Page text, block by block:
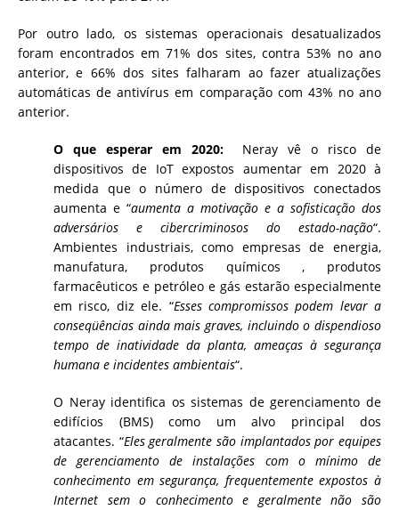
Por outro lado, os sistemas operacionais desatualizados
foram encontrados em 71% dos sites, contra 53% no ano
anterior, e 66% dos sites falharam ao fazer atualizações
automáticas de antivírus em comparação com 43% no ano
anterior.
O que esperar em 2020:Neray vê o risco de
dispositivos de IoT expostos aumentar em 2020 à
medida que o número de dispositivos conectados
aumenta e “aumenta a motivação e a sofisticação dos
adversários e cibercriminosos do estado-nação“.
Ambientes industriais, como empresas de energia,
manufatura, produtos químicos , produtos
farmacêuticos e petróleo e gás estarão especialmente
em risco, diz ele. “Esses compromissos podem levar a
conseqüências ainda mais graves, incluindo o dispendioso
tempo de inatividade da planta, ameaças à segurança
humana e incidentes ambientais“.
O Neray identifica os sistemas de gerenciamento de
edifícios (BMS) como um alvo principal dos
atacantes. “Eles geralmente são implantados por equipes
de gerenciamento de instalações com o mínimo de
conhecimento em segurança, frequentemente expostos à
Internet sem o conhecimento e geralmente não são